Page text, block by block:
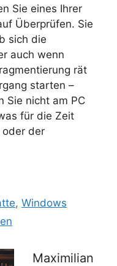
Sie eines Ihrer
Überprüfen. Sie
sich die
auch wenn
rät
starten –
Sie nicht am PC
für die Zeit
oder der
,Windows
Maximilian